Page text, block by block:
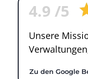
4.9 /5
Unsere
Zu den Google